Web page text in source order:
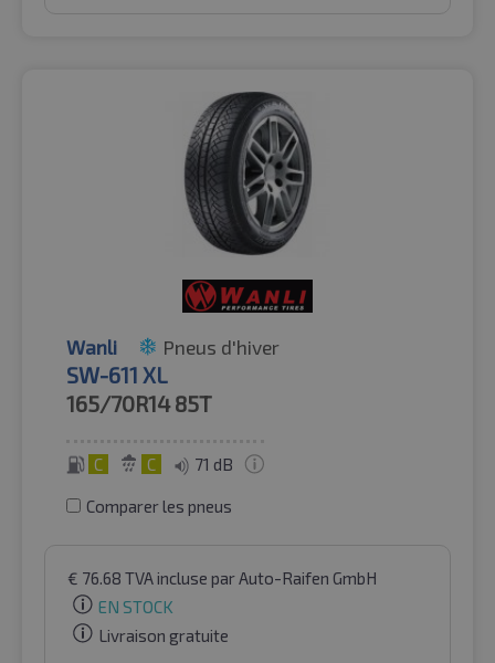
Wanli Pneus d'hiver
SW-611 XL
165/70R14 85T
C C 71 dB
Comparer les pneus
€ 76.68 TVA incluse par Auto-Raifen GmbH
EN STOCK
Livraison gratuite